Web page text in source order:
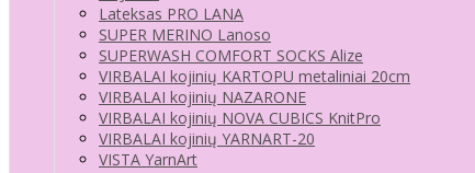
Lateksas PRO LANA
SUPER MERINO Lanoso
SUPERWASH COMFORT SOCKS Alize
VIRBALAI kojinių KARTOPU metaliniai 20cm
VIRBALAI kojinių NAZARONE
VIRBALAI kojinių NOVA CUBICS KnitPro
VIRBALAI kojinių YARNART-20
VISTA YarnArt